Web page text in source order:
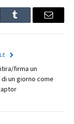
Tumblr Email
firma un
un giorno come